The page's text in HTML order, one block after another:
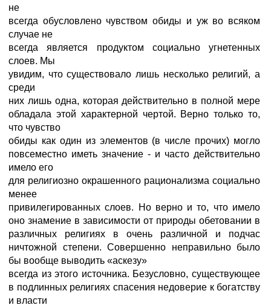
не
всегда обусловлено чувством обиды и уж во всяком
случае не
всегда является продуктом социально угнетенных
слоев. Мы
увидим, что существовало лишь несколько религий, а
среди
них лишь одна, которая действительно в полной мере
обладала этой характерной чертой. Верно только то,
что чувство
обиды как один из элементов (в числе прочих) могло
повсеместно иметь значение - и часто действительно
имело его
для религиозно окрашенного рационализма социально
менее
привилегированных слоев. Но верно и то, что имело
оно знамение в зависимости от природы обетовании в
различных религиях в очень различной и подчас
ничтожной степени. Совершенно неправильно было
бы вообще выводить «аскезу»
всегда из этого источника. Безусловно, существующее
в подлинных религиях спасения недоверие к богатству
и власти